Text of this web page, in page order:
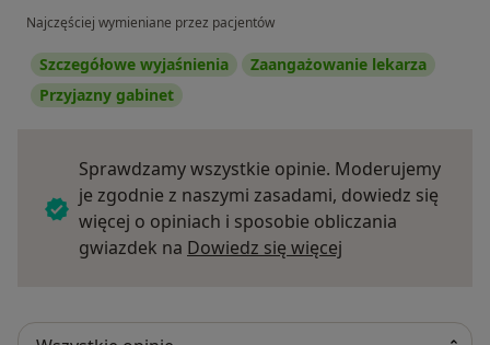
Najczęściej wymieniane przez pacjentów
Szczegółowe wyjaśnienia
Zaangażowanie lekarza
Przyjazny gabinet
Sprawdzamy wszystkie opinie. Moderujemy
je zgodnie z naszymi zasadami, dowiedz się
więcej o opiniach i sposobie obliczania
gwiazdek na Dowiedz się więcej